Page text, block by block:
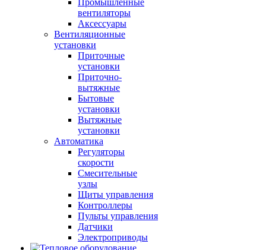
Промышленные
вентиляторы
Аксессуары
Вентиляционные
установки
Приточные
установки
Приточно-
вытяжные
Бытовые
установки
Вытяжные
установки
Автоматика
Регуляторы
скорости
Смесительные
узлы
Щиты управления
Контроллеры
Пульты управления
Датчики
Электроприводы